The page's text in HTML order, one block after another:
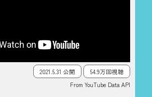
2021.5.31 公開
54.9万回視聴
From YouTube Data API